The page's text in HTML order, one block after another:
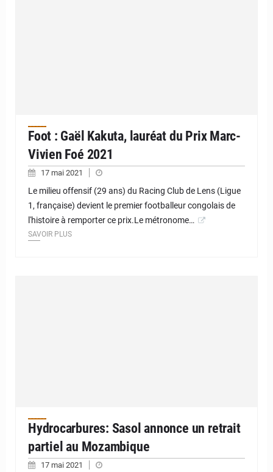
Foot : Gaël Kakuta, lauréat du Prix Marc-
Vivien Foé 2021
17 mai 2021
Le milieu offensif (29 ans) du Racing Club de Lens (Ligue
1, française) devient le premier footballeur congolais de
l'histoire à remporter ce prix.Le métronome…
SAVOIR PLUS
Hydrocarbures: Sasol annonce un retrait
partiel au Mozambique
17 mai 2021